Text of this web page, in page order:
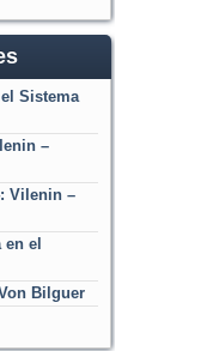
Sistema
–
Vilenin –
en el
Bilguer